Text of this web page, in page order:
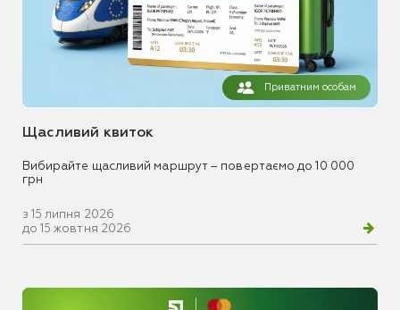
Приватним особам
Щасливий квиток
Вибирайте щасливий маршрут – повертаємо до 10 000
грн
з 15 липня 2026
до 15 жовтня 2026